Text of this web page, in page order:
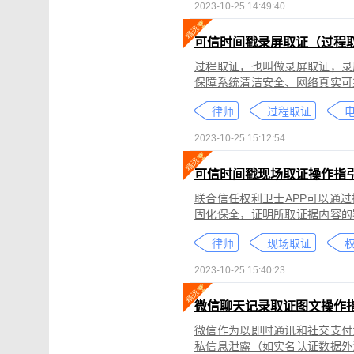
2023-10-25 14:49:40
可信时间戳录屏取证（过程
过程取证，也叫做录屏取证，
保障系统清洁安全、网络真实
律师
过程取证
2023-10-25 15:12:54
可信时间戳现场取证操作指
联合信任权利卫士APP可以通
固化保全，证明所取证据内容
整性、时间权威性。
律师 现场取证
2023-10-25 15:40:23
微信聊天记录取证图文操作
微信作为以即时通讯和社交支
私信息泄露（如实名认证数据